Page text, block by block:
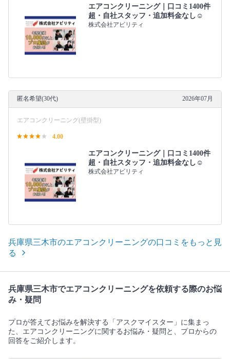
エアコンクリーニング｜口コミ1400件
超・自社スタッフ・追加料金なし☺️
株式会社アビリティ
匿名希望(30代) 2026年07月
エアコンクリーニング(壁掛型)
4.00
エアコンクリーニング｜口コミ1400件
超・自社スタッフ・追加料金なし☺️
株式会社アビリティ
兵庫県三木市のエアコンクリーニングの口コミをもっと見
る
兵庫県三木市でエアコンクリーニングを依頼する際のお悩
み・疑問
プロが答えてお悩みを解決する「アスクマイスター」に集まっ
た、エアコンクリーニングに関するお悩み・疑問と、プロからの
回答をご紹介します。